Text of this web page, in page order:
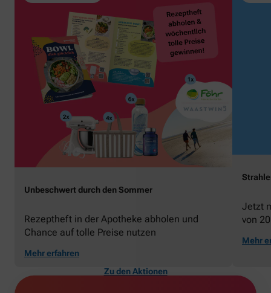
Unbeschwert durch den Sommer
Rezeptheft in der Apotheke abholen und
Chance auf tolle Preise nutzen
Mehr erfahren
Jetzt
von
Mehr
Zu den Aktionen